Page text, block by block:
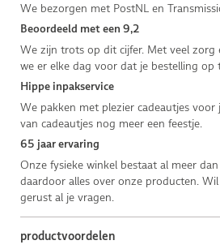
We bezorgen met PostNL en
Beoordeeld met een 9,2
We zijn trots op dit cijfer. Met veel zorg
we er elke dag voor dat je bestelling op
Hippe inpakservice
We pakken met plezier cadeautjes
van cadeautjes nog meer een feestje.
65 jaar ervaring
Onze fysieke winkel bestaat al meer
daardoor alles over onze producten.
gerust al je vragen.
productvoordelen